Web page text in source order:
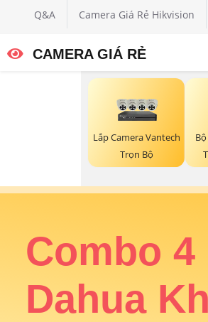
Q&A Camera Giá Rẻ Hikvision
CAMERA GIÁ RẺ
Lắp Camera Vantech
Trọn Bộ
Combo 4
Dahua